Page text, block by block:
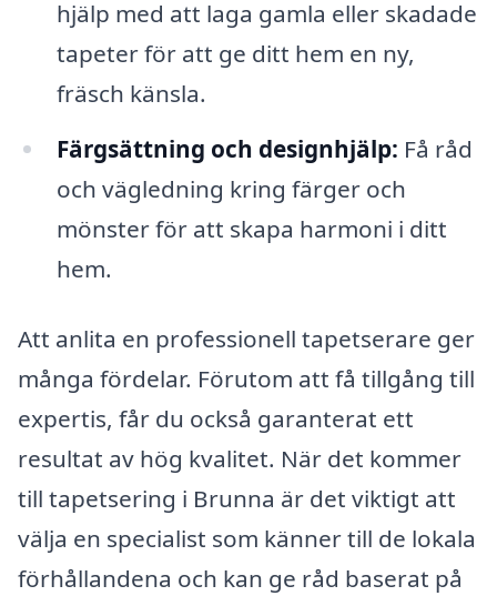
hjälp med att laga gamla eller skadade
tapeter för att ge ditt hem en ny,
fräsch känsla.
Färgsättning och designhjälp: Få råd
och vägledning kring färger och
mönster för att skapa harmoni i ditt
hem.
Att anlita en professionell tapetserare ger
många fördelar. Förutom att få tillgång till
expertis, får du också garanterat ett
resultat av hög kvalitet. När det kommer
till tapetsering i Brunna är det viktigt att
välja en specialist som känner till de lokala
förhållandena och kan ge råd baserat på